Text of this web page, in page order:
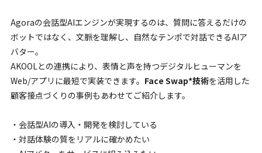
Agoraの会話型AIエンジンが実現するのは、質問に答えるだけの
ボットではなく、文脈を理解し、自然なテンポで対話できるAIア
バター。
AKOOLとの連携により、表情と声を持つデジタルヒューマンを
Web/アプリに最短で実装できます。 Face Swap*技術を活用した
顧客接点づくりの事例もあわせてご紹介します。
・会話型AIの導入・開発を検討している
・対話体験の質をリアルに確かめたい